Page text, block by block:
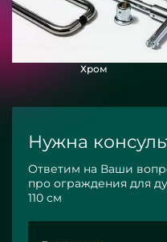
Хром
Нужна
Ответим на Ваши
про ограждения для
110 см